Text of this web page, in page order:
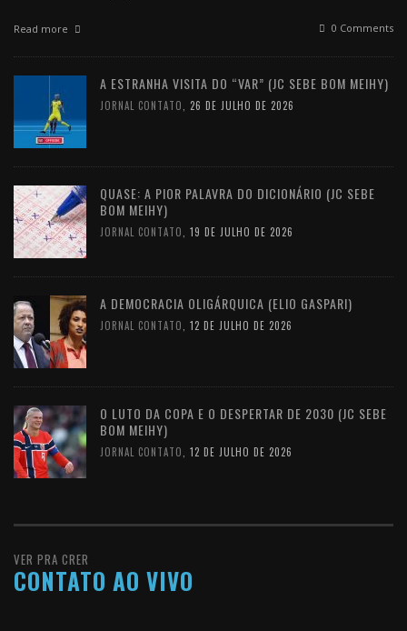
Read more 0 Comments
A ESTRANHA VISITA DO “VAR” (JC SEBE BOM MEIHY)
JORNAL CONTATO 26 DE JULHO DE 2026
QUASE: A PIOR PALAVRA DO DICIONÁRIO (JC SEBE
BOM MEIHY)
JORNAL CONTATO 19 DE JULHO DE 2026
A DEMOCRACIA OLIGÁRQUICA (ELIO GASPARI)
JORNAL CONTATO 12 DE JULHO DE 2026
O LUTO DA COPA E O DESPERTAR DE 2030 (JC SEBE
BOM MEIHY)
JORNAL CONTATO 12 DE JULHO DE 2026
VER PRA CRER
CONTATO AO VIVO